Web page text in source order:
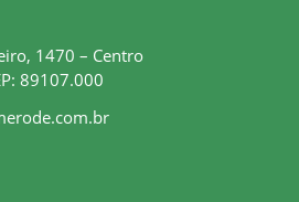
1470 – Centro
89107.000